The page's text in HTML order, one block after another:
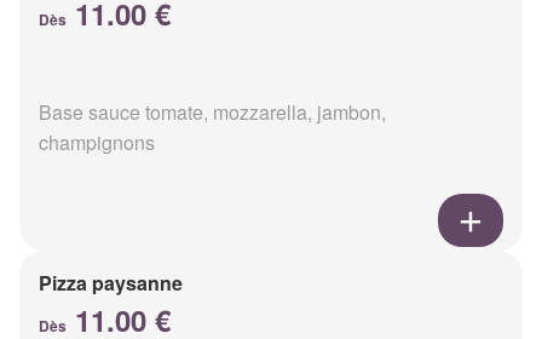
Dès 11.00 €
Base sauce tomate, mozzarella, jambon,
champignons
Pizza paysanne
Dès 11.00 €